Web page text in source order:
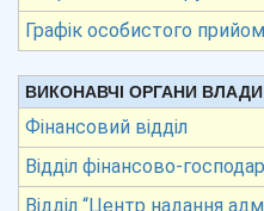
Графік особистого
ВИКОНАВЧІ ОРГАНИ ВЛАДИ
Фінансовий відділ
Відділ фінансово-
Відділ “Центр надання